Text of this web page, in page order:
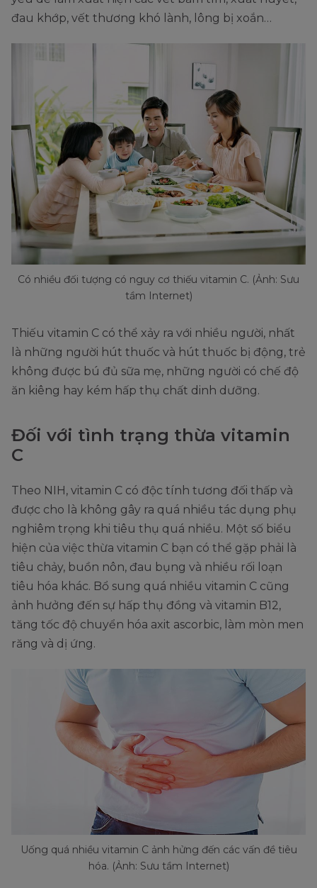
đau khớp, vết thương khó lành, lông bị xoắn…
Có nhiều đối tượng có nguy cơ thiếu vitamin C. (Ảnh: Sưu
tầm Internet)
Thiếu vitamin C có thể xảy ra với nhiều người, nhất
là những người hút thuốc và hút thuốc bị động, trẻ
không được bú đủ sữa mẹ, những người có chế độ
ăn kiêng hay kém hấp thụ chất dinh dưỡng.
Đối với tình trạng thừa vitamin
C
Theo NIH, vitamin C có độc tính tương đối thấp và
được cho là không gây ra quá nhiều tác dụng phụ
nghiêm trọng khi tiêu thụ quá nhiều. Một số biểu
hiện của việc thừa vitamin C bạn có thể gặp phải là
tiêu chảy, buồn nôn, đau bụng và nhiều rối loạn
tiêu hóa khác. Bổ sung quá nhiều vitamin C cũng
ảnh hưởng đến sự hấp thụ đồng và vitamin B12,
tăng tốc độ chuyển hóa axit ascorbic, làm mòn men
răng và dị ứng.
Uống quá nhiều vitamin C ảnh hửng đến các vấn đề tiêu
hóa. (Ảnh: Sưu tầm Internet)